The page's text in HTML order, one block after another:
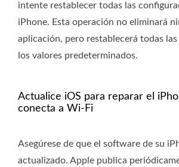
intente restablecer todas las
iPhone. Esta operación no eliminará
aplicación, pero restablecerá todas
los valores predeterminados.
Actualice iOS para reparar el
conecta a Wi-Fi
Asegúrese de que el software de su
actualizado. Apple publica